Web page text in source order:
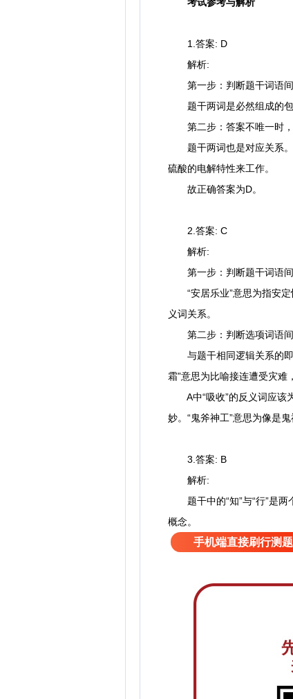
1.答案: D
解析:
第一步：判断题干词语间
题干两词是必然组成的包
第二步：答案不唯一时，
题干两词也是对应关系。
硫酸的电解特性来工作。
故正确答案为D。
2.答案: C
解析:
第一步：判断题干词语间
“安居乐业”意思为指安定
义词关系。
第二步：判断选项词语间
与题干相同逻辑关系的即
霜”意思为比喻接连遭受灾难
A中“吸收”的反义词应该为
妙。“鬼斧神工”意思为像是
3.答案: B
解析:
题干中的“知”与“行”是两
概念。
手机端直接刷行测题